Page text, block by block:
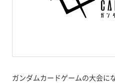
ガンダムカードゲームの大会に